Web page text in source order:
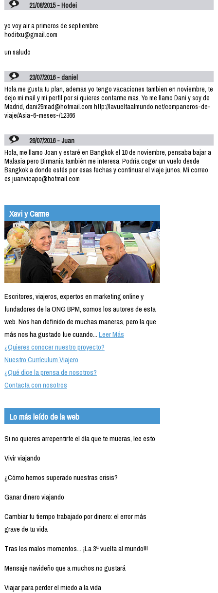
21/08/2015 - Hodei
yo voy air a primeros de septiembre
hoditxu@gmail.com
un saludo
23/07/2016 - daniel
Hola me gusta tu plan, ademas yo tengo vacaciones tambien en noviembre, te
dejo mi mail y mi perfil por si quieres contarme mas. Yo me llamo Dani y soy de
Madrid, dani25mad@hotmail.com http://lavueltaalmundo.net/companeros-de-
viaje/Asia-6-meses-/12366
26/07/2016 - Juan
Hola, me llamo Joan y estaré en Bangkok el 10 de noviembre, pensaba bajar a
Malasia pero Birmania también me interesa. Podría coger un vuelo desde
Bangkok a donde estés por esas fechas y continuar el viaje junos. Mi correo
es juanvicapo@hotmail.com
Xavi y Carme
Escritores, viajeros, expertos en marketing online y
fundadores de la ONG BPM, somos los autores de esta
web. Nos han definido de muchas maneras, pero la que
más nos ha gustado fue cuando...Leer Más
¿Quieres conocer nuestro proyecto?
Nuestro Currículum Viajero
¿Qué dice la prensa de nosotros?
Contacta con nosotros
Lo más leído de la web
Si no quieres arrepentirte el día que te mueras, lee esto
Vivir viajando
¿Cómo hemos superado nuestras crisis?
Ganar dinero viajando
Cambiar tu tiempo trabajado por dinero: el error más
grave de tu vida
Tras los malos momentos... ¡La 3ª vuelta al mundo!!!
Mensaje navideño que a muchos no gustará
Viajar para perder el miedo a la vida